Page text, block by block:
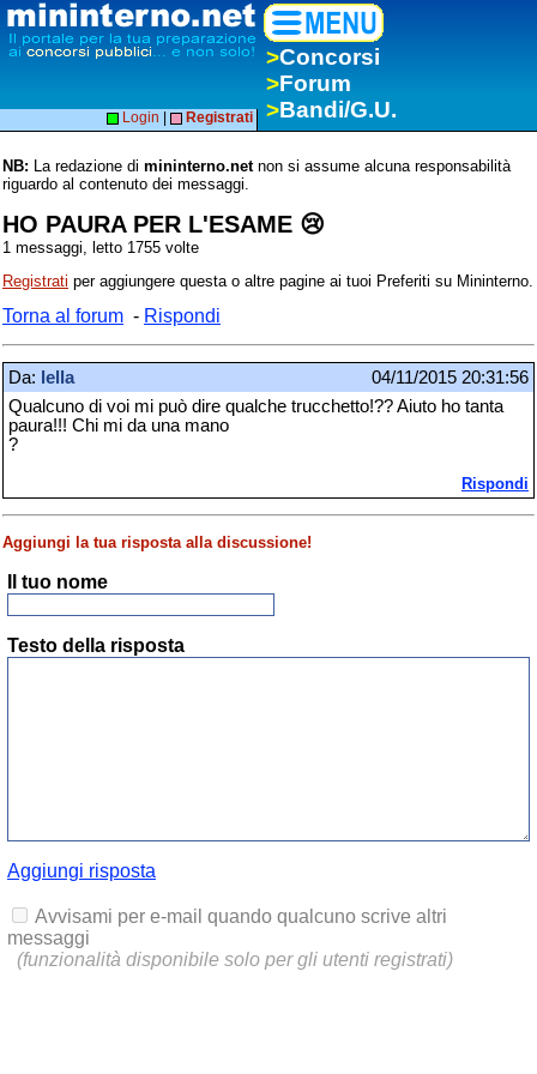
>Concorsi
>Forum
>Bandi/G.U.
Login Registrati
NB: La redazione di mininterno.netnon si assume alcuna responsabilità
riguardo al contenuto dei messaggi.
HO PAURA PER L'ESAME 😢
1 messaggi, letto 1755 volte
Registrati per aggiungere questa o altre pagine ai tuoi Preferiti su Mininterno.
Torna al forum - Rispondi
Da: lella
04/11/2015 20:31:56
Qualcuno di voi mi può dire qualche trucchetto!?? Aiuto ho tanta
paura!!! Chi mi da una mano
?
Rispondi
Aggiungi la tua risposta alla discussione!
Il tuo nome
Testo della risposta
Aggiungi risposta
Avvisami per e-mail quando qualcuno scrive altri
messaggi
(funzionalità disponibile solo per gli utenti registrati)